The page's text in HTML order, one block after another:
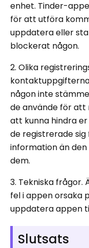
enhet. Tinder-
för att utföra
uppdatera eller
blockerat någon.
2. Olika
någon inte
de använde för att
att kunna hindra
de registrerade
information än
dem.
3. Tekniska frågor.
fel i appen orsaka
uppdatera appen
Slutsats